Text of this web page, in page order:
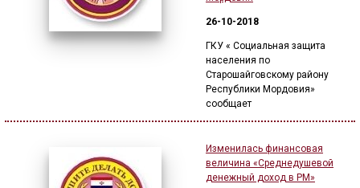
26-10-2018
ГКУ « Социальная защита
населения по
Старошайговскому району
Республики Мордовия»
сообщает
Изменилась финансовая
величина «Среднедушевой
денежный доход в РМ»